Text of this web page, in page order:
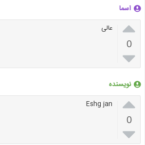
اسما

0

عالی
نویسنده

0

Eshg jan